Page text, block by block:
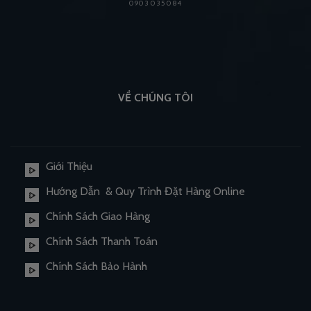
0903 035 084
VỀ CHÚNG TÔI
Giới Thiệu
Hướng Dẫn & Quy Trình Đặt Hàng Online
Chính Sách Giao Hàng
Chính Sách Thanh Toán
Chính Sách Bảo Hành